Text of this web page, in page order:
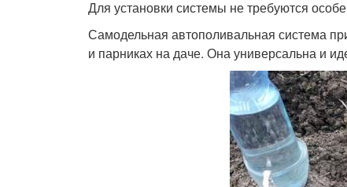
Для установки системы не требуются
Самодельная автополивальная система
и парниках на даче. Она универсальна и